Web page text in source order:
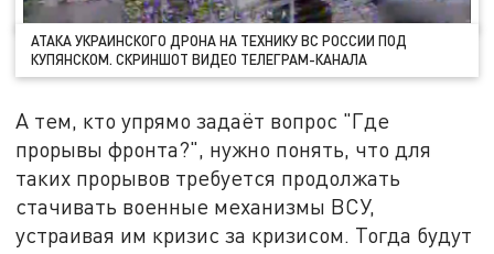
АТАКА УКРАИНСКОГО ДРОНА НА ТЕХНИКУ ВС РОССИИ ПОД
КУПЯНСКОМ. СКРИНШОТ ВИДЕО ТЕЛЕГРАМ-КАНАЛА
А тем, кто упрямо задаёт вопрос "Где
прорывы фронта?", нужно понять, что для
таких прорывов требуется продолжать
стачивать военные механизмы ВСУ,
устраивая им кризис за кризисом. Тогда будут